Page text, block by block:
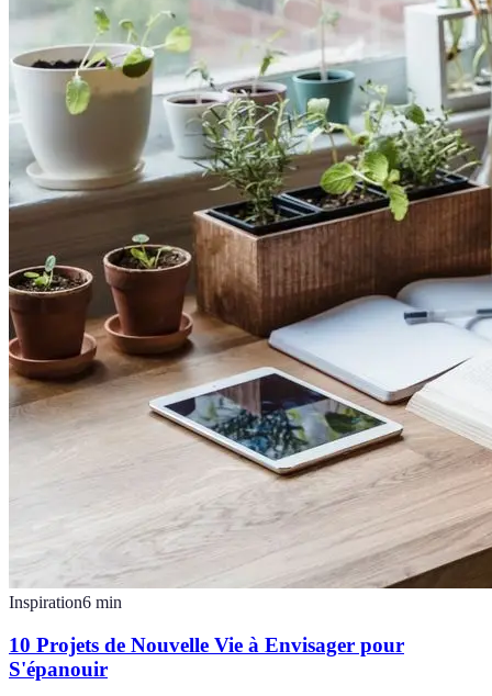
Inspiration6 min
10 Projets de Nouvelle Vie à Envisager pour
S'épanouir